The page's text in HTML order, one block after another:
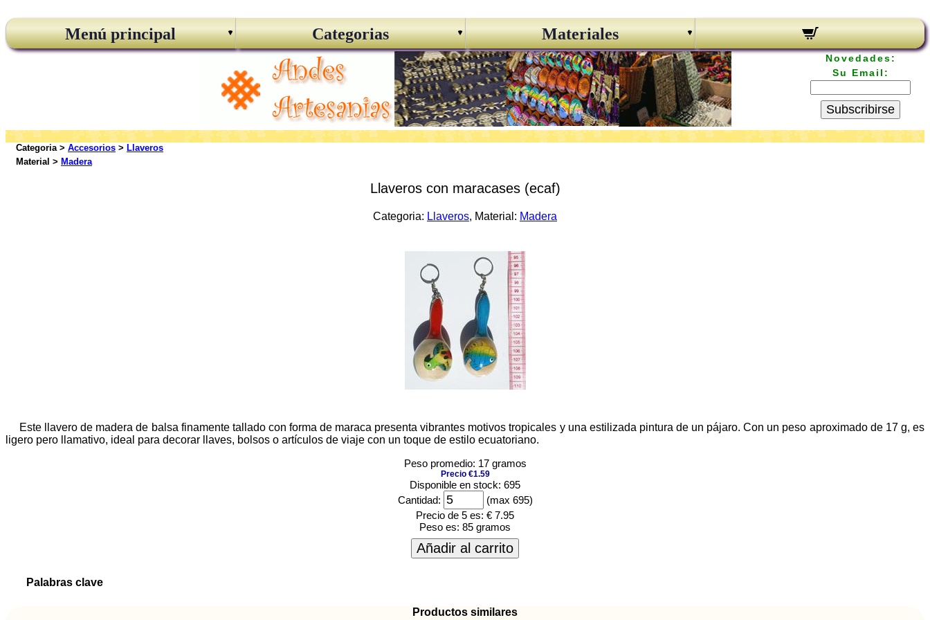
Menú principal Categorias Materiales
Novedades:
Su Email:
Subscribirse
Categoria > Accesorios > Llaveros
Material > Madera
Llaveros con maracases (ecaf)
Categoria: Llaveros, Material: Madera
Este llavero de madera de balsa finamente tallado con forma de maraca presenta vibrantes motivos tropicales y una estilizada pintura de un pájaro. Con un peso aproximado de 17 g, es
ligero pero llamativo, ideal para decorar llaves, bolsos o artículos de viaje con un toque de estilo ecuatoriano.
Peso promedio: 17 gramos
Precio €1.59
Disponible en stock: 695
Cantidad:
(max 695)
Precio de 5 es: € 7.95
Peso es: 85 gramos
Añadir al carrito
Palabras clave
Productos similares